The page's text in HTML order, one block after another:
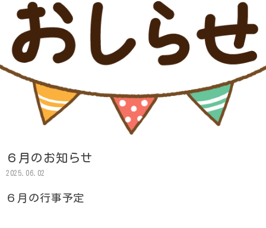
６月のお知らせ
2025.06.02
６月の行事予定